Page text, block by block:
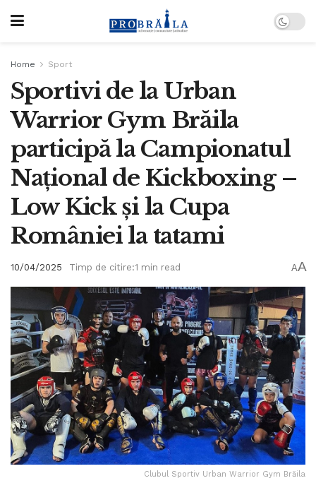
Home Sport
Sportivi de la Urban
Warrior Gym Brăila
participă la Campionatul
Național de Kickboxing –
Low Kick și la Cupa
României la tatami
10/04/2025 Timp de citire:1 min read AA
Clubul Sportiv Urban Warrior Gym Brăila